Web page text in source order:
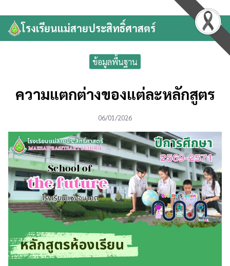
to
contentโรงเรียนแม่สายประสิทธิ์ศาสตร์
Search
for:
ข้อมูลพื้นฐาน
ความแตกต่างของแต่ละหลักสูตร
06/01/2026